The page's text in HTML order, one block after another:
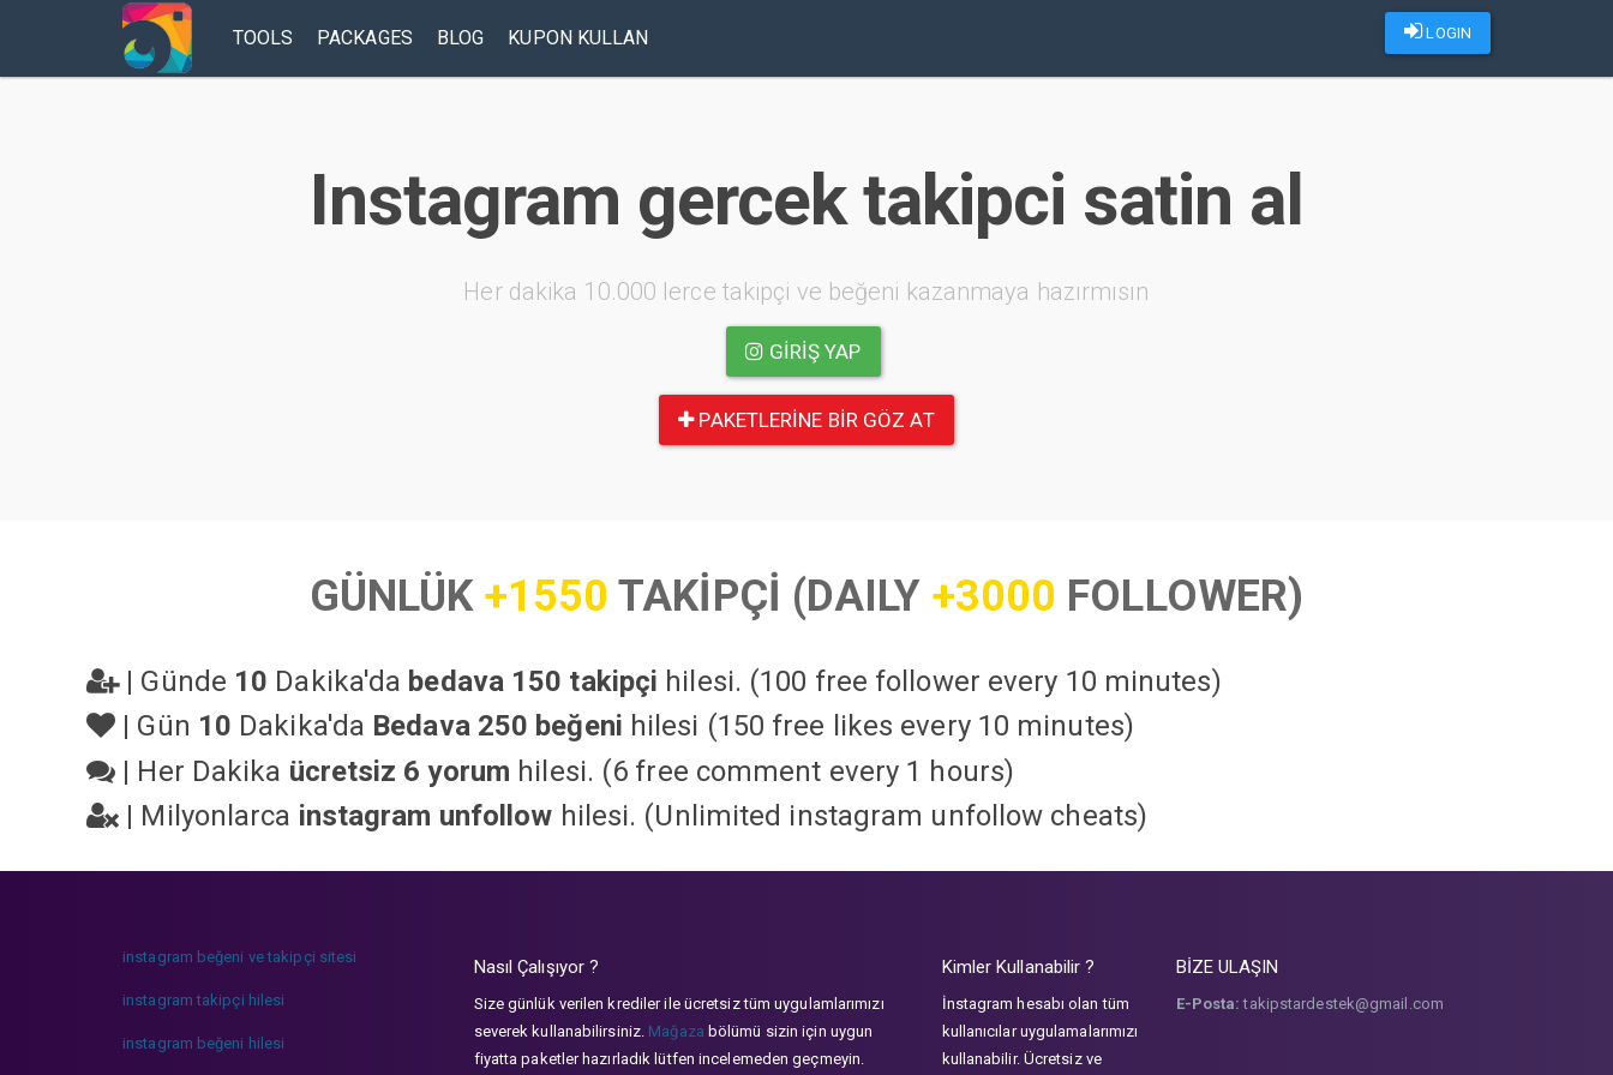
LOGIN
TOOLS PACKAGES BLOG KUPON KULLAN
Instagram gercek takipci satin al
Her dakika 10.000 lerce takipçi ve beğeni kazanmaya hazırmısın
GIRIŞ YAP
PAKETLERINE BIR GÖZ AT
GÜNLÜK +1550 TAKİPÇİ (DAILY +3000 FOLLOWER)
| Günde 10 Dakika'da bedava 150 takipçi hilesi. (100 free follower every 10 minutes)
| Gün 10 Dakika'da Bedava 250 beğeni hilesi (150 free likes every 10 minutes)
| Her Dakika ücretsiz 6 yorum hilesi. (6 free comment every 1 hours)
| Milyonlarca instagram unfollow hilesi. (Unlimited instagram unfollow cheats)
instagram beğeni ve takipçi sitesi
instagram takipçi hilesi
instagram beğeni hilesi
Nasıl Çalışıyor ?
Size günlük verilen krediler ile ücretsiz tüm uygulamlarımızı
severek kullanabilirsiniz. Mağaza bölümü sizin için uygun
fiyatta paketler hazırladık lütfen incelemeden geçmeyin.
Kimler Kullanabilir ?
İnstagram hesabı olan tüm
kullanıcılar uygulamalarımızı
kullanabilir. Ücretsiz ve
BİZE ULAŞIN
E-Posta: takipstardestek@gmail.com